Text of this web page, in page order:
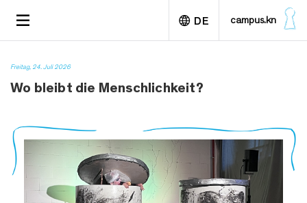
TOGGLE
DE campus.kn
Freitag, 24. Juli 2026
Wo bleibt die Menschlichkeit?